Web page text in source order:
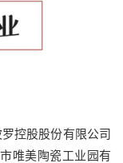
控股股份有限公司
唯美陶瓷工业园有